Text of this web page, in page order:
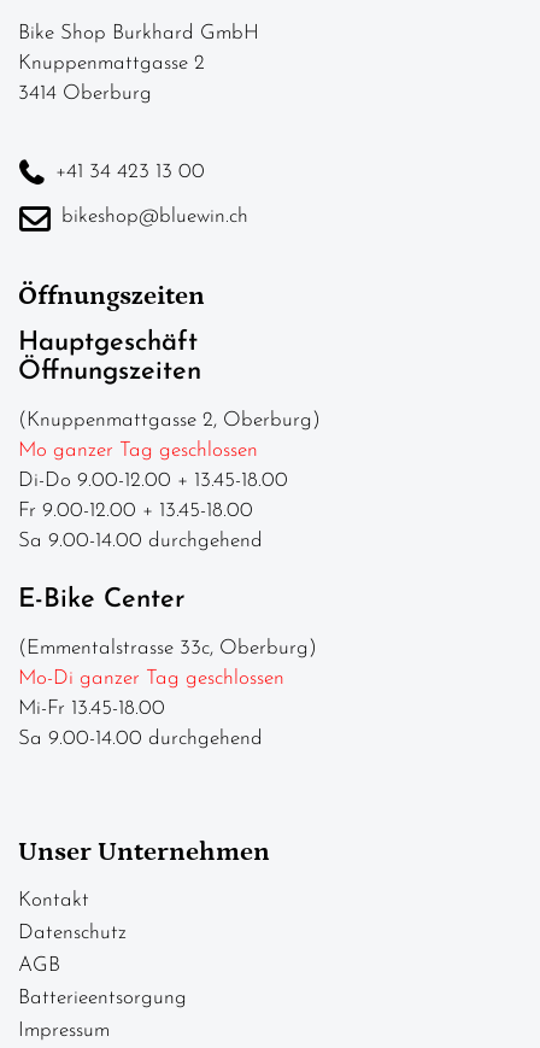
Bike Shop Burkhard GmbH
Knuppenmattgasse 2
3414 Oberburg
+41 34 423 13 00
bikeshop@bluewin.ch
Öffnungszeiten
Hauptgeschäft
Öffnungszeiten
(Knuppenmattgasse 2, Oberburg)
Mo ganzer Tag geschlossen
Di-Do 9.00-12.00 + 13.45-18.00
Fr 9.00-12.00 + 13.45-18.00
Sa 9.00-14.00 durchgehend
E-Bike Center
(Emmentalstrasse 33c, Oberburg)
Mo-Di ganzer Tag geschlossen
Mi-Fr 13.45-18.00
Sa 9.00-14.00 durchgehend
Unser Unternehmen
Kontakt
Datenschutz
AGB
Batterieentsorgung
Impressum